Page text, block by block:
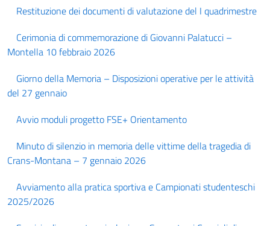
Restituzione dei documenti di valutazione del I quadrimestre
Cerimonia di commemorazione di Giovanni Palatucci –
Montella 10 febbraio 2026
Giorno della Memoria – Disposizioni operative per le attività
del 27 gennaio
Avvio moduli progetto FSE+ Orientamento
Minuto di silenzio in memoria delle vittime della tragedia di
Crans-Montana – 7 gennaio 2026
Avviamento alla pratica sportiva e Campionati studenteschi
2025/2026